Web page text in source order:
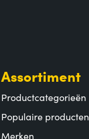
Assortiment
Productcategorieën
Populaire producten
Merken